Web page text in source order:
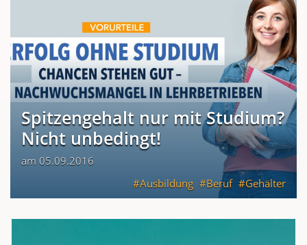
Spitzengehalt nur mit Studium?
Nicht unbedingt!
am 05.09.2016
Ausbildung
Beruf Gehälter